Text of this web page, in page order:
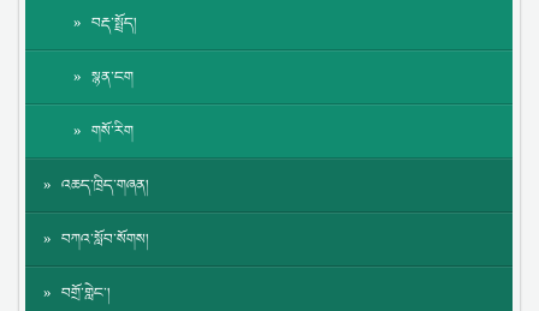
བརྡ་སྤྲོད།
སྙན་ངག
གསོ་རིག
འཆད་ཁྲིད་གཞན།
བཀའ་སློབ་སོགས།
བགྲོ་གླེང་།